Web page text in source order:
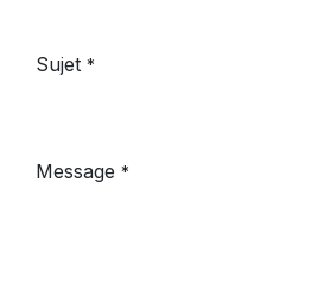
Sujet *
Message *